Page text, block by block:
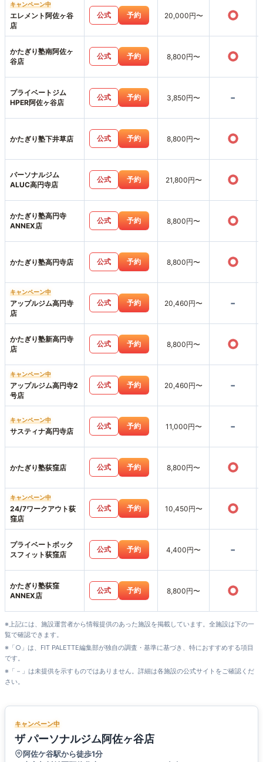
キャンペーン中
エレメント阿佐ヶ谷
店
公式 予約 20,000円〜 ○
かたぎり塾南阿佐ヶ
谷店
公式 予約 8,800円〜 ○
プライベートジム
HPER阿佐ヶ谷店
公式 予約 3,850円〜 -
かたぎり塾下井草店 公式 予約 8,800円〜 ○
パーソナルジム
ALUC高円寺店
公式 予約 21,800円〜 ○
かたぎり塾高円寺
ANNEX店
公式 予約 8,800円〜 ○
かたぎり塾高円寺店 公式 予約 8,800円〜 ○
キャンペーン中
アップルジム高円寺
店
公式 予約 20,460円〜 -
かたぎり塾新高円寺
店
公式 予約 8,800円〜 ○
キャンペーン中
アップルジム高円寺2
号店
公式 予約 20,460円〜 -
キャンペーン中
サスティナ高円寺店
公式 予約 11,000円〜 -
かたぎり塾荻窪店 公式 予約 8,800円〜 ○
キャンペーン中
24/7ワークアウト荻
窪店
公式 予約 10,450円〜 ○
プライベートボック
スフィット荻窪店
公式 予約 4,400円〜 -
かたぎり塾荻窪
ANNEX店
公式 予約 8,800円〜 ○
※上記には、施設運営者から情報提供のあった施設を掲載しています。全施設は下の一
覧で確認できます。
※「○」は、FIT PALETTE編集部が独自の調査・基準に基づき、特におすすめする項目
です。
※「－」は未提供を示すものではありません。詳細は各施設の公式サイトをご確認くだ
さい。
キャンペーン中
ザ パーソナルジム阿佐ヶ谷店
阿佐ケ谷駅から徒歩1分